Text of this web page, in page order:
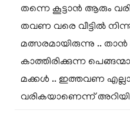
തന്നെ കൂട്ടാൻ ആരും
തവണ വരെ വീട്ടിൽ
മത്സരമായിരുന്നു ..
കാത്തിരിക്കുന്ന
മക്കൾ .. ഇത്തവണ
വരികയാണെന്ന്